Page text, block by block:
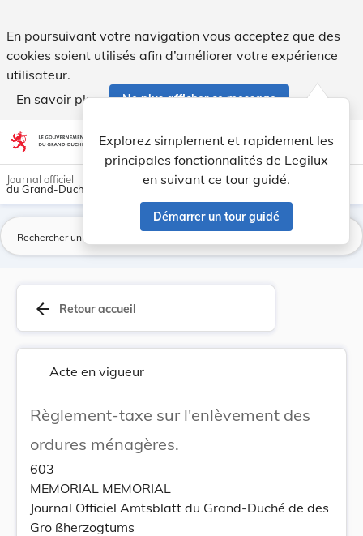
En poursuivant votre navigation vous acceptez que des
cookies soient utilisés afin d’améliorer votre expérience
utilisateur.
En savoir plus
Ne plus afficher ce message
Aller au contenu account_circle help Aide
Explorez simplement et rapidement les
principales fonctionnalités de Legilux
en suivant ce tour guidé.
Démarrer un tour guidé
light_mode dark_mode
Journal officiel
du Grand-Duché de Luxembourg
arrow_back Retour accueil
Acte en vigueur
Règlement-taxe sur l'enlèvement des
ordures ménagères.
603
MEMORIAL MEMORIAL
Journal Officiel Amtsblatt du Grand-Duché de des
Gro ßherzogtums